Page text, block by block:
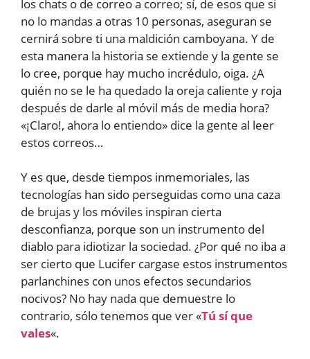
los chats o de correo a correo; sí, de esos que si
no lo mandas a otras 10 personas, aseguran se
cernirá sobre ti una maldición camboyana. Y de
esta manera la historia se extiende y la gente se
lo cree, porque hay mucho incrédulo, oiga. ¿A
quién no se le ha quedado la oreja caliente y roja
después de darle al móvil más de media hora?
«¡Claro!, ahora lo entiendo» dice la gente al leer
estos correos…
Y es que, desde tiempos inmemoriales, las
tecnologías han sido perseguidas como una caza
de brujas y los móviles inspiran cierta
desconfianza, porque son un instrumento del
diablo para idiotizar la sociedad. ¿Por qué no iba a
ser cierto que Lucifer cargase estos instrumentos
parlanchines con unos efectos secundarios
nocivos? No hay nada que demuestre lo
contrario, sólo tenemos que ver «Tú sí que
vales«.